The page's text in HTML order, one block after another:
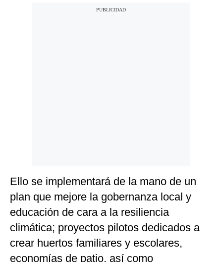
Ello se implementará de la mano de un
plan que mejore la gobernanza local y
educación de cara a la resiliencia
climática; proyectos pilotos dedicados a
crear huertos familiares y escolares,
economías de patio, así como